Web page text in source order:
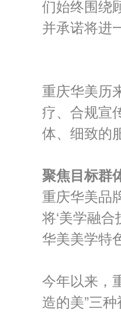
们始终围绕
并承诺将进
重庆华美历
疗、合规宣
体、细致的
聚焦目标群
重庆华美品
将‘美学融
华美美学特
今年以来，
造的美”三